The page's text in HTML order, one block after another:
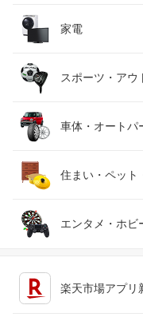
インナー・下着
バッグ・小物・
靴
腕時計
ジュエリー・ア
ビール・洋酒
ワイン
日本酒・焼酎
医薬品・コンタ
キッズ・ベビー
おもちゃ
家電
家電
TV・オーディオ
スマートフォン
パソコン・周辺
スポーツ・アウ
スポーツ・アウ
ゴルフ
車体・オートパ
車用品・バイク
車・バイク
住まい・ペット
インテリア・寝
エンタメ・ホビ
楽天市場アプリ